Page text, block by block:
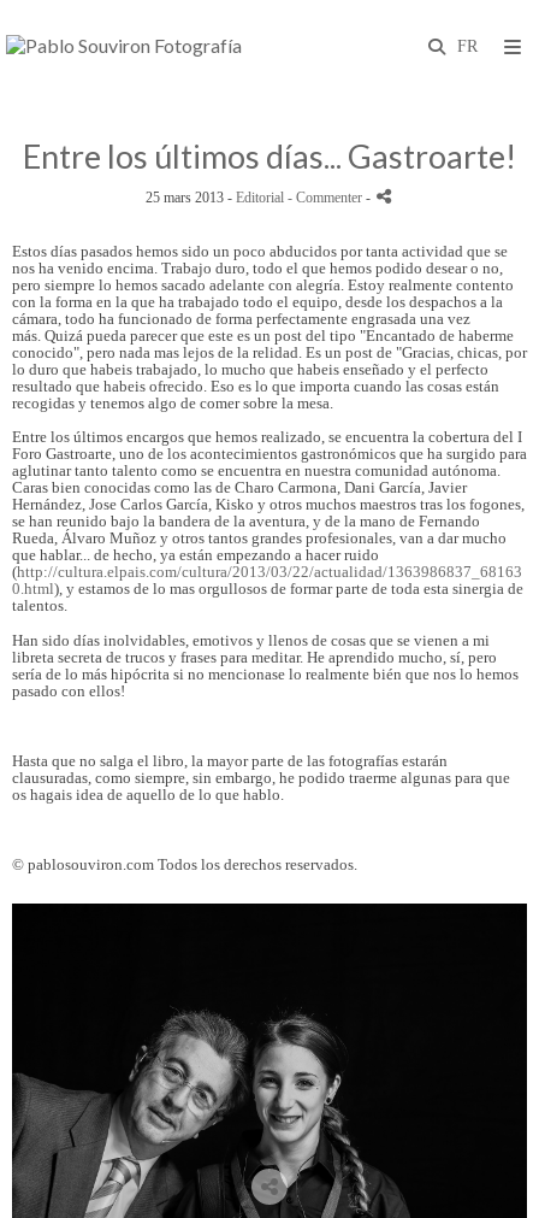
Entre los últimos días... Gastroarte!
25 mars 2013 - Editorial - Commenter -
Estos días pasados hemos sido un poco abducidos por tanta actividad que se
nos ha venido encima. Trabajo duro, todo el que hemos podido desear o no,
pero siempre lo hemos sacado adelante con alegría. Estoy realmente contento
con la forma en la que ha trabajado todo el equipo, desde los despachos a la
cámara, todo ha funcionado de forma perfectamente engrasada una vez
más. Quizá pueda parecer que este es un post del tipo "Encantado de haberme
conocido", pero nada mas lejos de la relidad. Es un post de "Gracias, chicas, por
lo duro que habeis trabajado, lo mucho que habeis enseñado y el perfecto
resultado que habeis ofrecido. Eso es lo que importa cuando las cosas están
recogidas y tenemos algo de comer sobre la mesa.
Entre los últimos encargos que hemos realizado, se encuentra la cobertura del I
Foro Gastroarte, uno de los acontecimientos gastronómicos que ha surgido para
aglutinar tanto talento como se encuentra en nuestra comunidad autónoma.
Caras bien conocidas como las de Charo Carmona, Dani García, Javier
Hernández, Jose Carlos García, Kisko y otros muchos maestros tras los fogones,
se han reunido bajo la bandera de la aventura, y de la mano de Fernando
Rueda, Álvaro Muñoz y otros tantos grandes profesionales, van a dar mucho
que hablar... de hecho, ya están empezando a hacer ruido
(http://cultura.elpais.com/cultura/2013/03/22/actualidad/1363986837_68163
0.html), y estamos de lo mas orgullosos de formar parte de toda esta sinergia de
talentos.
Han sido días inolvidables, emotivos y llenos de cosas que se vienen a mi
libreta secreta de trucos y frases para meditar. He aprendido mucho, sí, pero
sería de lo más hipócrita si no mencionase lo realmente bién que nos lo hemos
pasado con ellos!
Hasta que no salga el libro, la mayor parte de las fotografías estarán
clausuradas, como siempre, sin embargo, he podido traerme algunas para que
os hagais idea de aquello de lo que hablo.
© pablosouviron.com Todos los derechos reservados.